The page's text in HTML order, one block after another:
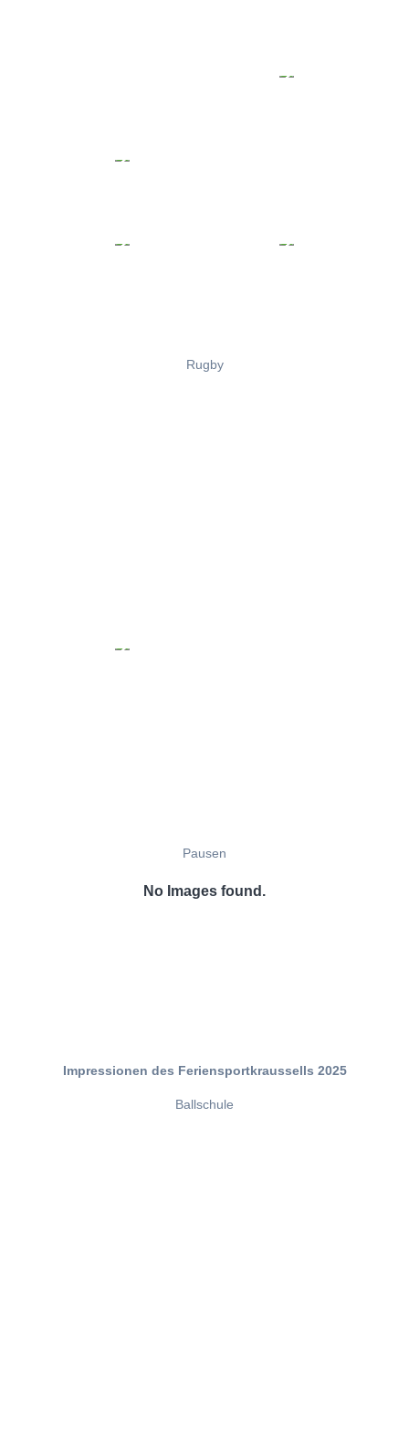
Rugby
Pausen
No Images found.
Impressionen des Feriensportkraussells 2025
Ballschule